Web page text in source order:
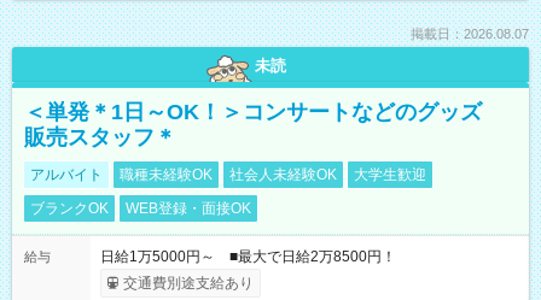
掲載日：2026.08.07
未読
＜単発＊1日～OK！＞コンサートなどのグッズ
販売スタッフ＊
アルバイト 職種未経験OK 社会人未経験OK
大学生歓迎
ブランクOK
WEB登録・面接OK
給与
日給1万5000円～ ■最大で日給2万8500円！
交通費別途支給あり